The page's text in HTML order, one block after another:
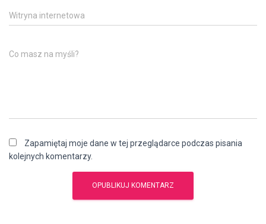
Witryna internetowa
Co masz na myśli?
Zapamiętaj moje dane w tej przeglądarce podczas pisania
kolejnych komentarzy.